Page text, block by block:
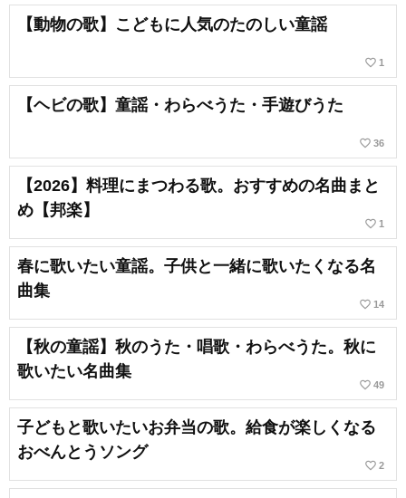
【動物の歌】こどもに人気のたのしい童謡
favorite_border 1
【ヘビの歌】童謡・わらべうた・手遊びうた
favorite_border 36
【2026】料理にまつわる歌。おすすめの名曲まと
め【邦楽】
favorite_border 1
春に歌いたい童謡。子供と一緒に歌いたくなる名
曲集
favorite_border 14
【秋の童謡】秋のうた・唱歌・わらべうた。秋に
歌いたい名曲集
favorite_border 49
子どもと歌いたいお弁当の歌。給食が楽しくなる
おべんとうソング
favorite_border 2